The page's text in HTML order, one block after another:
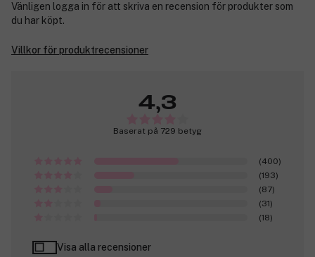
Vänligen logga in för att skriva en recension för produkter som
du har köpt.
Villkor för produktrecensioner
4,3
Baserat på 729 betyg
(400)
(193)
(87)
(31)
(18)
Visa alla recensioner